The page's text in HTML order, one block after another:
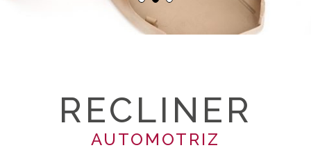
RECLINER
AUTOMOTRIZ